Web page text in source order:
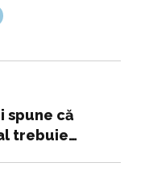
spune că
trebuie